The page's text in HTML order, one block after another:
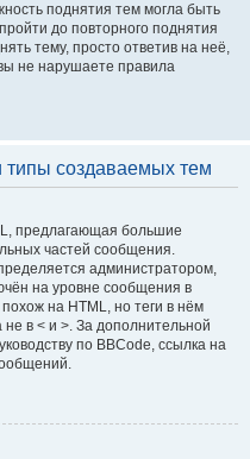
поднятия тем могла быть
до повторного поднятия
тему, просто ответив на неё,
не нарушаете правила
создаваемых тем
предлагающая большие
частей сообщения.
администратором,
на уровне сообщения в
на HTML, но теги в нём
не в < и >. За дополнительной
по BBCode, ссылка на